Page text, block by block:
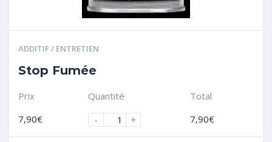
ADDITIF / ENTRETIEN
Stop Fumée
Prix
7,90€
Quantité
-
+
Total
7,90€